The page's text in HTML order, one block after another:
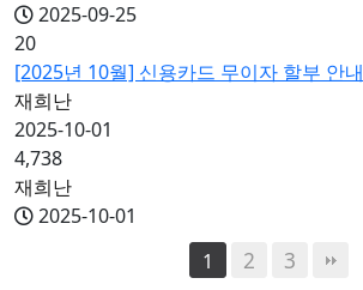
2025-09-25
20
[2025년 10월] 신용카드 무이자 할부 안내
재희난
2025-10-01
4,738
재희난
2025-10-01
1
2 3